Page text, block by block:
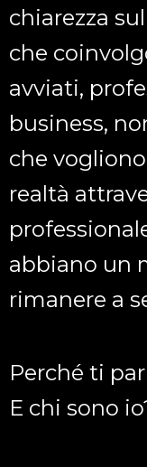
chiarezza
che
avviati,
business,
che
realtà
abbiano un
rimanere a
Perché ti
E chi sono